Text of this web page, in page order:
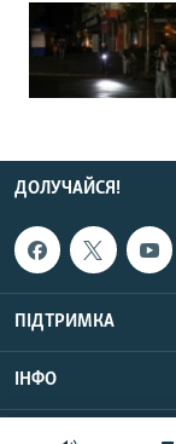
ДОЛУЧАЙСЯ!
ПІДТРИМКА
ІНФО